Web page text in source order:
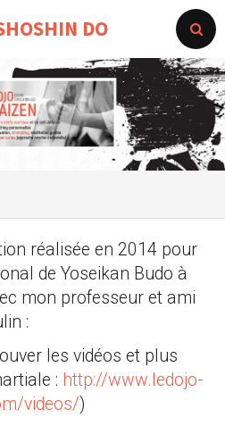
DO
réalisée en 2014 pour
de Yoseikan Budo à
mon professeur et ami
:
les vidéos et plus
: http://www.ledojo-
videos/)